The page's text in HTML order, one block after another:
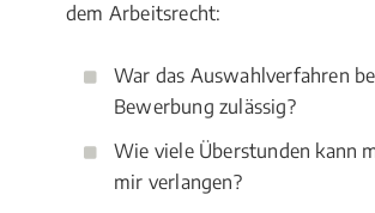
dem Arbeitsrecht:
War das Auswahlverfahren
Bewerbung zulässig?
Wie viele Überstunden kann
mir verlangen?